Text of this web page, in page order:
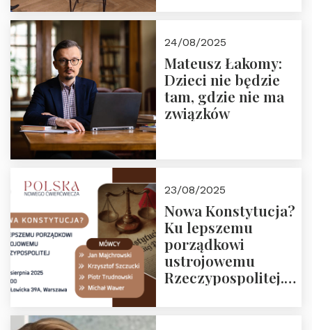
24/08/2025
Mateusz Łakomy:
Dzieci nie będzie
tam, gdzie nie ma
związków
23/08/2025
Nowa Konstytucja?
Ku lepszemu
porządkowi
ustrojowemu
Rzeczypospolitej.